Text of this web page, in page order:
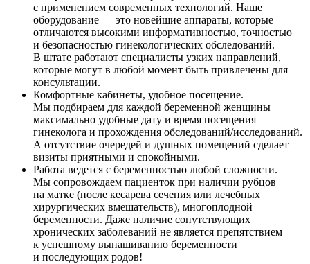
с применением современных технологий. Наше
оборудование — это новейшие аппараты, которые
отличаются высокими информативностью, точностью
и безопасностью гинекологических обследований.
В штате работают специалисты узких направлений,
которые могут в любой момент быть привлечены для
консультации.
Комфортные кабинеты, удобное посещение.
Мы подбираем для каждой беременной женщины
максимально удобные дату и время посещения
гинеколога и прохождения обследований/исследований.
А отсутствие очередей и душных помещений сделает
визиты приятными и спокойными.
Работа ведется с беременностью любой сложности.
Мы сопровождаем пациенток при наличии рубцов
на матке (после кесарева сечения или лечебных
хирургических вмешательств), многоплодной
беременности. Даже наличие сопутствующих
хронических заболеваний не является препятствием
к успешному вынашиванию беременности
и последующих родов!